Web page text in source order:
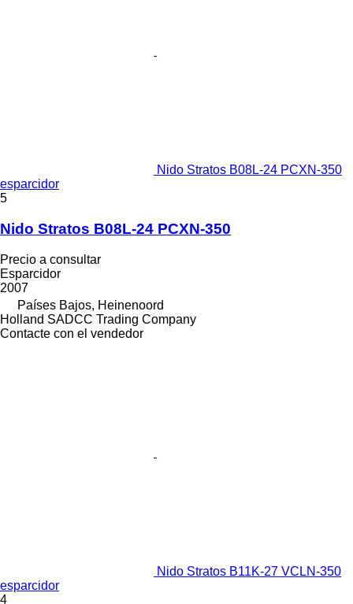
Nido Stratos B08L-24 PCXN-350
esparcidor
5
Nido Stratos B08L-24 PCXN-350
Precio a consultar
Esparcidor
2007
Países Bajos, Heinenoord
Holland SADCC Trading Company
Contacte con el vendedor
Nido Stratos B11K-27 VCLN-350
esparcidor
4